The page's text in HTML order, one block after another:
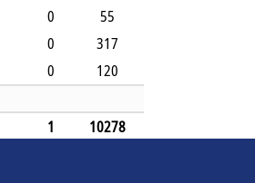
0
55
0
317
0
120
1 10278